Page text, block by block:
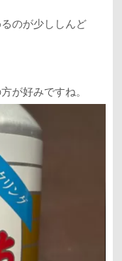
のが少ししんど
が好みですね。